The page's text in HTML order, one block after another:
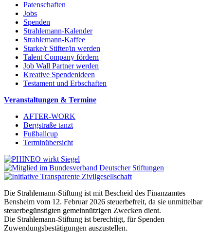
Patenschaften
Jobs
Spenden
Strahlemann-Kalender
Strahlemann-Kaffee
Starke/r Stifter/in werden
Talent Company fördern
Job Wall Partner werden
Kreative Spendenideen
Testament und Erbschaften
Veranstaltungen & Termine
AFTER-WORK
Bergstraße tanzt
Fußballcup
Terminübersicht
Die Strahlemann-Stiftung ist mit Bescheid des Finanzamtes
Bensheim vom 12. Februar 2026 steuerbefreit, da sie unmittelbar
steuerbegünstigten gemeinnützigen Zwecken dient.
Die Strahlemann-Stiftung ist berechtigt, für Spenden
Zuwendungsbestätigungen auszustellen.